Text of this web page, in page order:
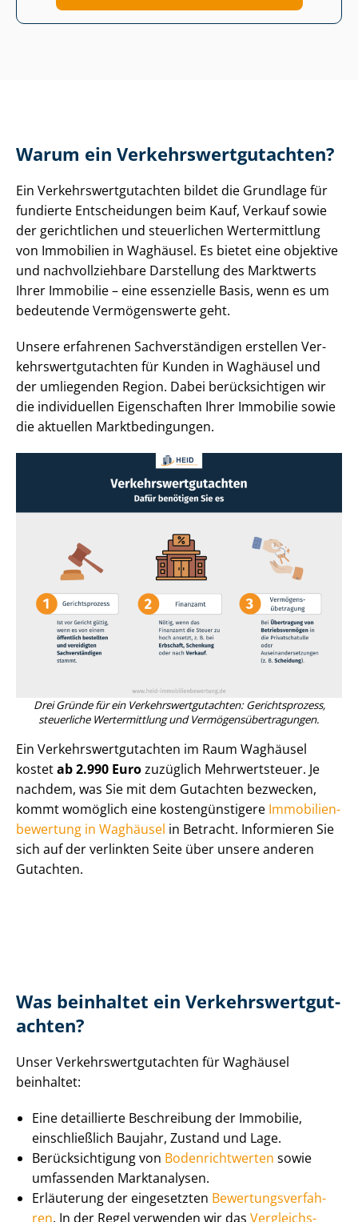
Warum ein Ver­kehrs­wert­gut­ach­ten?
Ein Ver­kehrs­wert­gut­ach­ten bildet die Grundlage für
fundierte Entscheidungen beim Kauf, Verkauf sowie
der gerichtlichen und steuerlichen Wertermittlung
von Immobilien in Waghäusel. Es bietet eine objektive
und nach­voll­zieh­ba­re Darstellung des Marktwerts
Ihrer Immobilie – eine essenzielle Basis, wenn es um
bedeutende Vermögenswerte geht.
Unsere erfahrenen Sach­ver­stän­di­gen erstellen Ver­
kehrs­wert­gut­ach­ten für Kunden in Waghäusel und
der umliegenden Region. Dabei berücksichtigen wir
die individuellen Eigenschaften Ihrer Immobilie sowie
die aktuellen Markt­be­din­gun­gen.
Drei Gründe für ein Ver­kehrs­wert­gut­ach­ten: Gerichtsprozess,
steuerliche Wertermittlung und Ver­mö­gens­über­tra­gun­gen.
Ein Ver­kehrs­wert­gut­ach­ten im Raum Waghäusel
kostetab 2.990 Eurozuzüglich Mehrwertsteuer. Je
nachdem, was Sie mit dem Gutachten bezwecken,
kommt womöglich eine kos­ten­güns­ti­ge­re Im­mo­bi­li­en­
be­wer­tung in Waghäusel in Betracht. Informieren Sie
sich auf der verlinkten Seite über unsere anderen
Gutachten.
Was beinhaltet ein Ver­kehrs­wert­gut­
ach­ten?
Unser Ver­kehrs­wert­gut­ach­ten für Waghäusel
beinhaltet:
Eine detaillierte Beschreibung der Immobilie,
einschließlich Baujahr, Zustand und Lage.
Be­rück­sich­ti­gung von Bo­den­richt­wer­ten sowie
umfassenden Marktanalysen.
Erläuterung der eingesetzten Be­wer­tungs­ver­fah­
ren. In der Regel verwenden wir das Ver­gleichs­